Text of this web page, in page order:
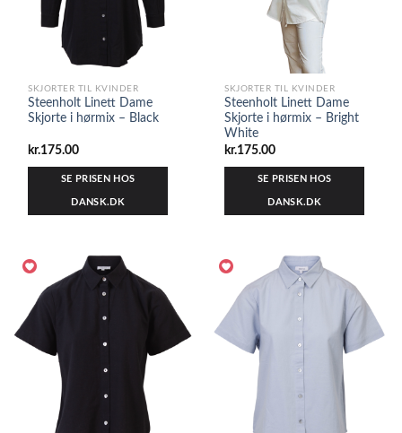
SKJORTER TIL KVINDER
Steenholt Linett Dame
Skjorte i hørmix – Black
kr.175.00
SE PRISEN HOS
DANSK.DK
SKJORTER TIL KVINDER
Steenholt Linett Dame
Skjorte i hørmix – Bright
White
kr.175.00
SE PRISEN HOS
DANSK.DK